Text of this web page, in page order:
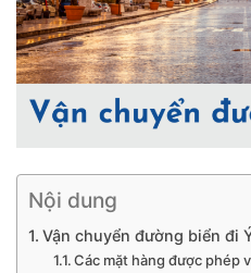
Nội dung
Vận chuyển đường biển đi
Các mặt hàng được phép